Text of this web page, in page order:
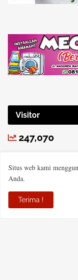
Visitor
247,070
PT
Situs web kami
Anda.
Terima !